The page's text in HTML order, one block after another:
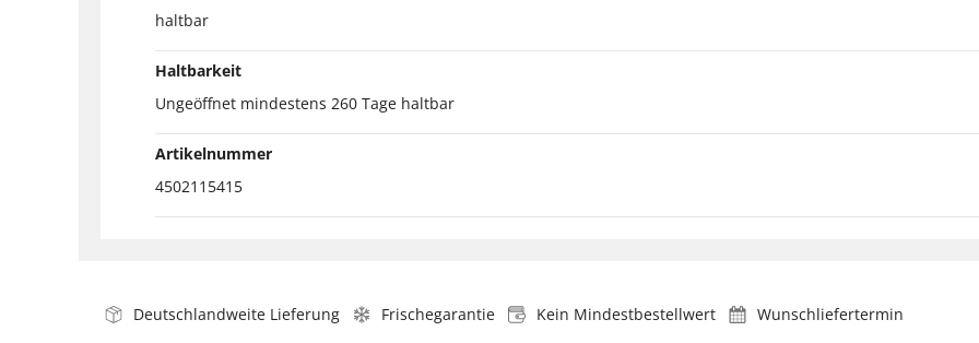
haltbar
Haltbarkeit
Ungeöffnet mindestens 260 Tage haltbar
Artikelnummer
4502115415
Deutschlandweite Lieferung Frischegarantie Kein Mindestbestellwert Wunschliefertermin